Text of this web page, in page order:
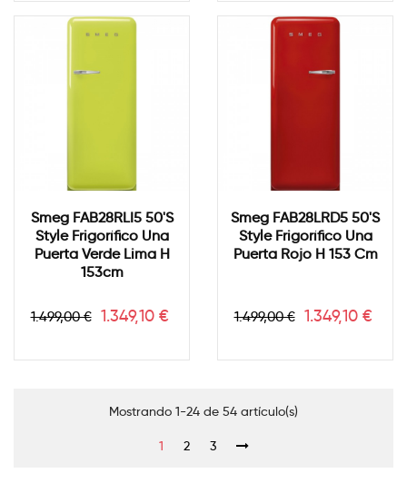
Smeg FAB28RLI5 50's
Style Frigorífico Una
Puerta Verde Lima H
153cm
Precio
1.499,00 € Precio
1.349,10 €
Smeg FAB28LRD5 50's
Style Frigorífico Una
Puerta Rojo H 153 Cm
Precio
1.499,00 € Precio
1.349,10 €
Mostrando 1-24 de 54 artículo(s)
1 2 3